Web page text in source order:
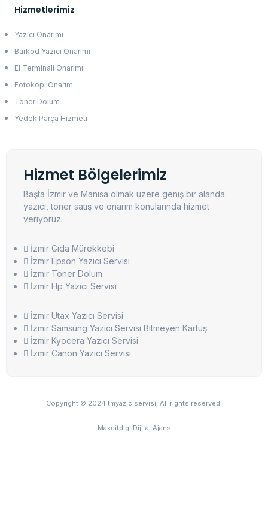
Hizmetlerimiz
Yazıcı Onarımı
Barkod Yazıcı Onarımı
El Terminali Onarımı
Fotokopi Onarım
Toner Dolum
Yedek Parça Hizmeti
Hizmet Bölgelerimiz
Başta İzmir ve Manisa olmak üzere geniş bir alanda
yazıcı, toner satış ve onarım konularında hizmet
veriyoruz.
İzmir Gıda Mürekkebi
İzmir Epson Yazıcı Servisi
İzmir Toner Dolum
İzmir Hp Yazıcı Servisi
İzmir Utax Yazıcı Servisi
İzmir Samsung Yazıcı Servisi Bitmeyen Kartuş
İzmir Kyocera Yazıcı Servisi
İzmir Canon Yazıcı Servisi
Copyright © 2024 tmyaziciservisi, All rights reserved.
Makeitdigi Dijital Ajans